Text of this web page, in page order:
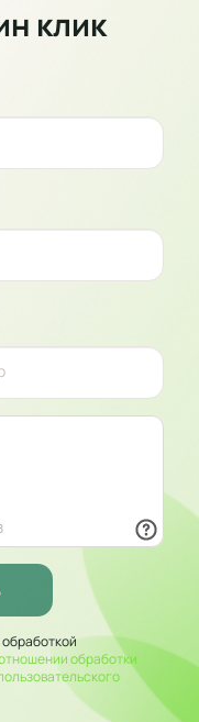
клик
обработкой
обработки